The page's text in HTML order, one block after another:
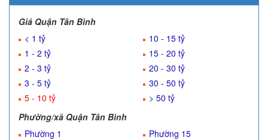
Giá Quận Tân Bình
< 1 tỷ
1 - 2 tỷ
2 - 3 tỷ
3 - 5 tỷ
5 - 10 tỷ
10 - 15 tỷ
15 - 20 tỷ
20 - 30 tỷ
30 - 50 tỷ
> 50 tỷ
Phường/xã Quận Tân Bình
Phường 1
Phường 15